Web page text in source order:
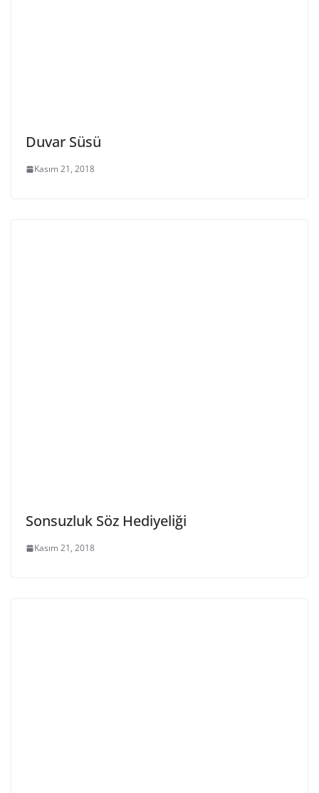
Duvar Süsü
Kasım 21, 2018
Sonsuzluk Söz Hediyeliği
Kasım 21, 2018